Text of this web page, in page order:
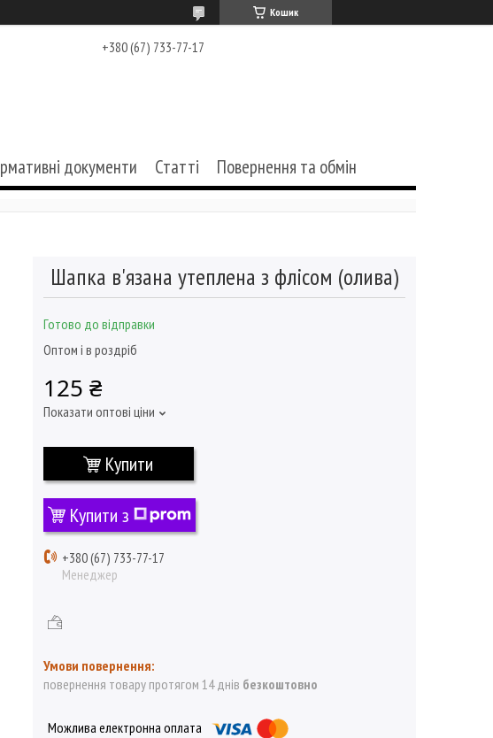
Кошик
+380 (67) 733-77-17
документи Статті Повернення та обмін
Шапка в'язана утеплена з флісом (олива)
Готово до відправки
Оптом і в роздріб
125 ₴
Показати оптові ціни
Купити
Купити з
+380 (67) 733-77-17
Менеджер
повернення товару протягом 14 днів безкоштовно